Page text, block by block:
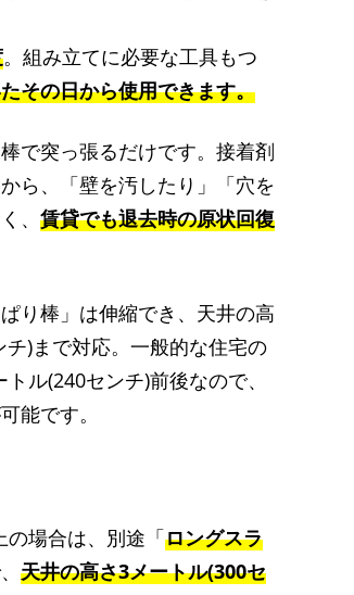
。組み立てに必要な工具もつ
その日から使用できます。
で突っ張るだけです。接着剤
ら、「壁を汚したり」「穴を
、 賃貸でも退去時の原状回復
り棒」は伸縮でき、天井の高
)まで対応。一般的な住宅の
ル(240センチ)前後なので、
能です。
の場合は、別途「ロングスラ
天井の高さ3メートル(300セ